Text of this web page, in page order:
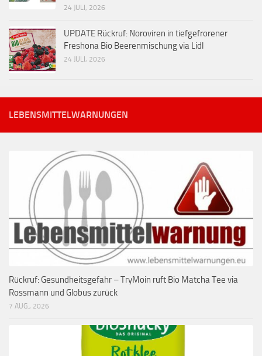
24 JULI, 2026
UPDATE Rückruf: Noroviren in tiefgefrorener
Freshona Bio Beerenmischung via Lidl
24 JULI, 2026
LEBENSMITTELWARNUNGEN
Rückruf: Gesundheitsgefahr – TryMoin ruft Bio Matcha Tee via
Rossmann und Globus zurück
7 AUG., 2026